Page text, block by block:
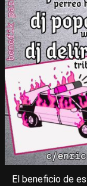
El beneficio de